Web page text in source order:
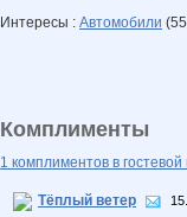
Интересы : Автомобили
Комплименты
1 комплиментов в гостевой
Тёплый ветер